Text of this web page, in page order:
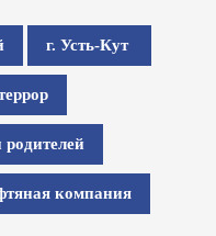
г. Усть-Кут
компания